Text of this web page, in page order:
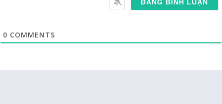
0 COMMENTS